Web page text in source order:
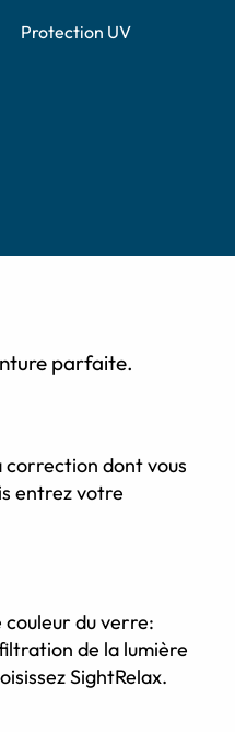
Protection UV
parfaite.
correction dont vous
entrez votre
couleur du verre:
de la lumière
SightRelax.